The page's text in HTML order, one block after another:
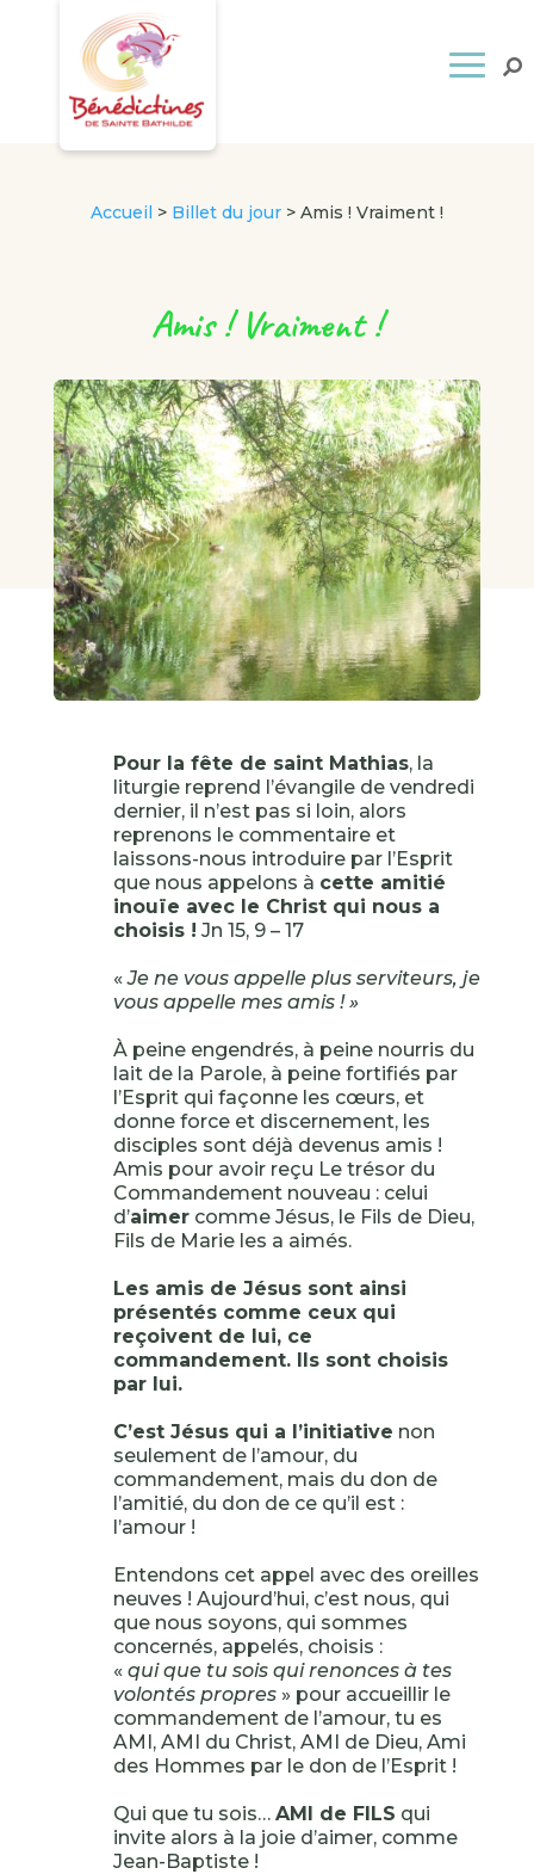
Accueil > Billet du jour> Amis ! Vraiment !
Amis ! Vraiment !
Pour la fête de saint Mathias, la
liturgie reprend l’évangile de vendredi
dernier, il n’est pas si loin, alors
reprenons le commentaire et
laissons-nous introduire par l’Esprit
que nous appelons à cette amitié
inouïe avec le Christ qui nous a
choisis ! Jn 15, 9 – 17
«Je ne vous appelle plus serviteurs, je
vous appelle mes amis ! »
À peine engendrés, à peine nourris du
lait de la Parole, à peine fortifiés par
l’Esprit qui façonne les cœurs, et
donne force et discernement, les
disciples sont déjà devenus amis !
Amis pour avoir reçu Le trésor du
Commandement nouveau : celui
d’aimercomme Jésus, le Fils de Dieu,
Fils de Marie les a aimés.
Les amis de Jésus sont ainsi
présentés comme ceux qui
reçoivent de lui, ce
commandement. Ils sont choisis
par lui.
C’est Jésus qui a l’initiative non
seulement de l’amour, du
commandement, mais du don de
l’amitié, du don de ce qu’il est :
l’amour !
Entendons cet appel avec des oreilles
neuves ! Aujourd’hui, c’est nous, qui
que nous soyons, qui sommes
concernés, appelés, choisis :
« qui que tu sois qui renonces à tes
volontés propres» pour accueillir le
commandement de l’amour, tu es
AMI, AMI du Christ, AMI de Dieu, Ami
des Hommes par le don de l’Esprit !
Qui que tu sois… AMI de FILS qui
invite alors à la joie d’aimer, comme
Jean-Baptiste !